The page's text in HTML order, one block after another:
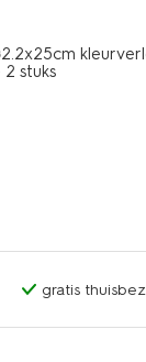
stuks
gratis